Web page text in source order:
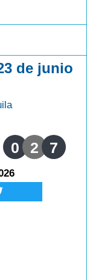
de junio
0 2 7